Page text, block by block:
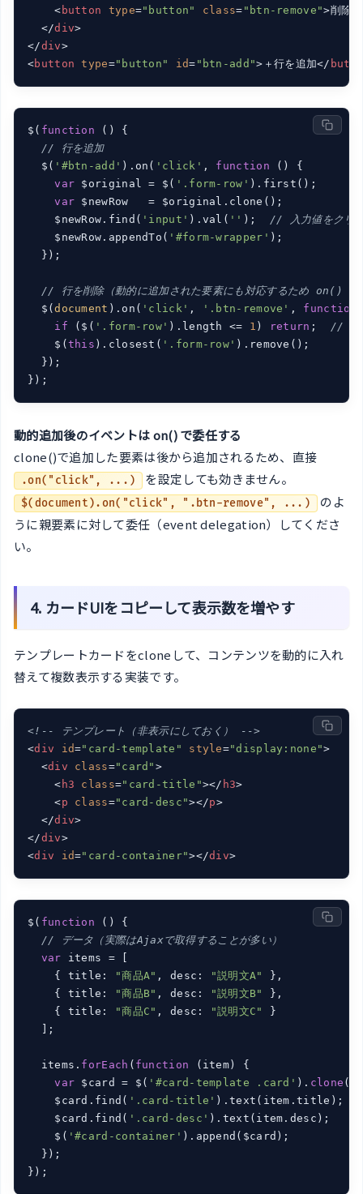
< button type="button" class= "btn-remove">削除
</div>
</div>
<button type="button" id= "btn-add"> ＋行を追加</
$( function ( ) {
// 行を追加
  $(
'#btn-add' ).on( 'click' , function ( ) {
var $original = $( '.form-row' ).first();
var $newRow   = $original.clone();
    $newRow.find(
'input' ).val( '' ); // 入力値をクリ
    $newRow.appendTo(
'#form-wrapper' );
  });
// 行を削除（動的に追加された要素にも対応するため on() を
  $(
document ).on( 'click' , '.btn-remove' , function
if ($( '.form-row' ).length <= 1 ) return ; // 最
    $(
this ).closest( '.form-row' ).remove();
  });
});
動的追加後のイベントは on() で委任する
clone()で追加した要素は後から追加されるため、直接
.on("click", ...) を設定しても効きません。
$(document).on("click", ".btn-remove", ...)
のよ
うに親要素に対して委任（event delegation）してくださ
い。
4. カードUIをコピーして表示数を増やす
テンプレートカードをcloneして、コンテンツを動的に入れ
替えて複数表示する実装です。
<!-- テンプレート（非表示にしておく） -->
<div id="card-template" style="display:none">
<div class="card" >
< h3 class="card-title"></ h3>
<p class="card-desc"></p>
</div>
</div>
<div id="card-container"></div>
$( function ()
{
// データ（実際はAjaxで取得することが多い）
var items = [
    { title:
"商品A" , desc: "説明文A"
},
    { title:
"商品B" , desc: "説明文B"
},
    { title:
"商品C" , desc: "説明文C"
}
  ];
  items.
forEach ( function (item)
{
var $card = $( '#card-template .card' ). clone
    $card.find(
'.card-title' ).text(item.title);
    $card.find(
'.card-desc' ).text(item.desc);
    $(
'#card-container' ).append($card);
  });
});